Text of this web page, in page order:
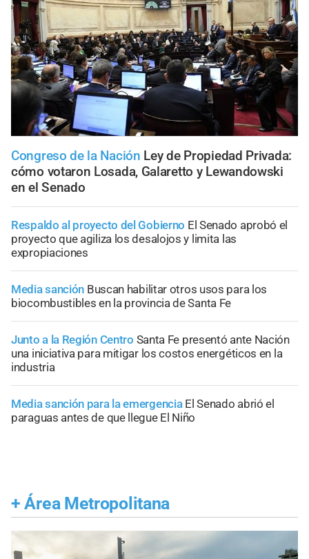
Congreso de la Nación Ley de Propiedad Privada:
cómo votaron Losada, Galaretto y Lewandowski
en el Senado
Respaldo al proyecto del Gobierno El Senado aprobó el
proyecto que agiliza los desalojos y limita las
expropiaciones
Media sanción Buscan habilitar otros usos para los
biocombustibles en la provincia de Santa Fe
Junto a la Región Centro Santa Fe presentó ante Nación
una iniciativa para mitigar los costos energéticos en la
industria
Media sanción para la emergencia El Senado abrió el
paraguas antes de que llegue El Niño
+ Área Metropolitana